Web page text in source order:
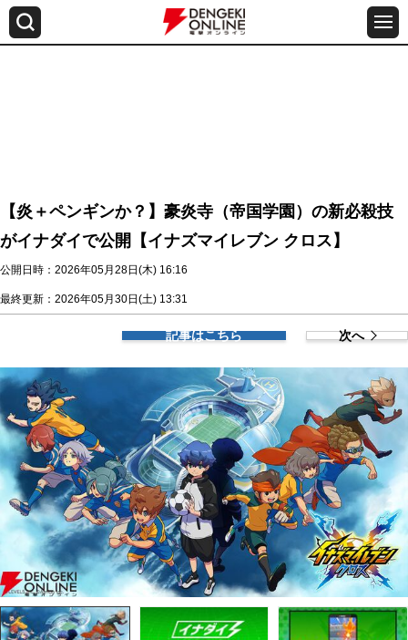
【炎＋ペンギンか？】豪炎寺（帝国学園）の新必殺技
がイナダイで公開【イナズマイレブン クロス】
公開日時：2026年05月28日(木) 16:16
最終更新：2026年05月30日(土) 13:31
記事はこちら 次へ